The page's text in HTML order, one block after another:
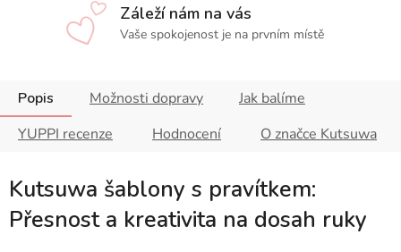
Záleží nám na vás
Vaše spokojenost je na prvním místě
Popis Možnosti dopravy
Jak balíme
YUPPI recenze
Hodnocení O značce Kutsuwa
Kutsuwa šablony s pravítkem:
Přesnost a kreativita na dosah ruky